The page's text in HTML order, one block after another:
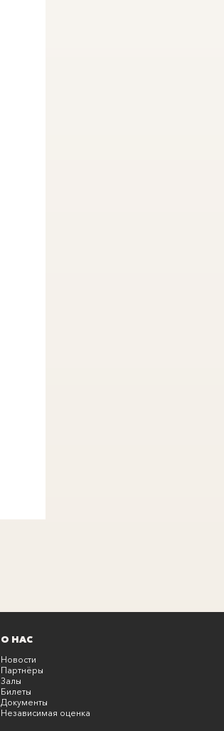
О НАС
Новости
Партнёры
Залы
Билеты
Документы
Независимая оценка